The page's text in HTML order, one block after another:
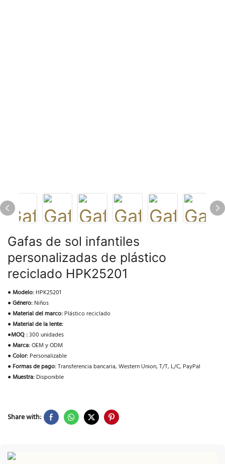
Gafas de sol infantiles
personalizadas de plástico
reciclado HPK25201
●Modelo: HPK25201
●Género: Niños
●Material del marco: Plástico reciclado
●Material de la lente:
●MOQ :300 unidades
●Marca:OEM y ODM
●Color: Personalizable
● Formas de pago:Transferencia bancaria, Western Union, T/T, L/C, PayPal
●Muestra: Disponible
Share with: